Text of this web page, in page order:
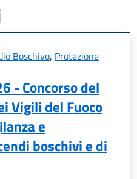
Boschivo, Protezione
- Concorso del
Vigili del Fuoco
e
boschivi e di